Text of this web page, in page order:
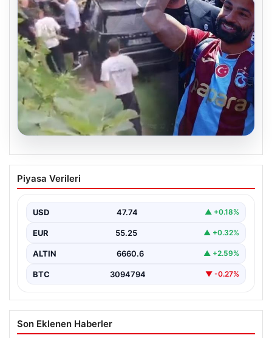
Trabzonlu teyze Salah’ı ilk kez
görünce…
Anlar Kameralarda", "content": "Trabzon'un sıcak ve…
Piyasa Verileri
USD 47.74 ▲ +0.18%
EUR 55.25 ▲ +0.32%
ALTIN 6660.6 ▲ +2.59%
BTC 3094794 ▼ -0.27%
Son Eklenen Haberler